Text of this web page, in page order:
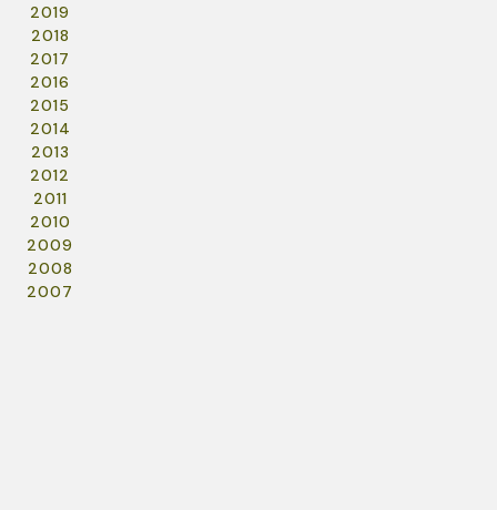
2019
2018
2017
2016
2015
2014
2013
2012
2011
2010
2009
2008
2007